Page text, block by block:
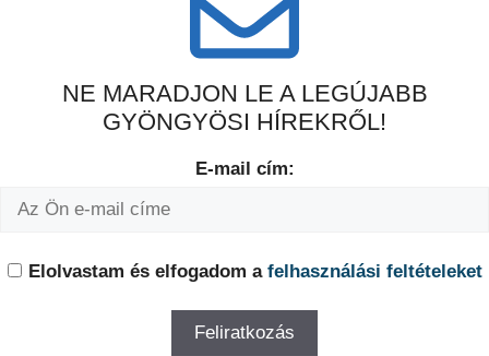
NE MARADJON LE A LEGÚJABB
GYÖNGYÖSI HÍREKRŐL!
E-mail cím:
Elolvastam és elfogadom a felhasználási feltételeket